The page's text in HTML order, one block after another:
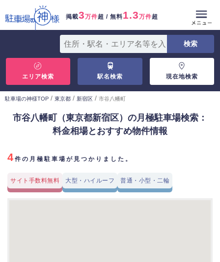
掲載3万件超 / 無料1.3万件超
エリア検索 駅名検索 現在地検索
駐車場の神様TOP / 東京都 / 新宿区 / 市谷八幡町
市谷八幡町（東京都新宿区）の月極駐車場検索：
料金相場とおすすめ物件情報
4 件の月極駐車場が見つかりました。
サイト手数料無料 大型・ハイルーフ 普通・小型・二輪